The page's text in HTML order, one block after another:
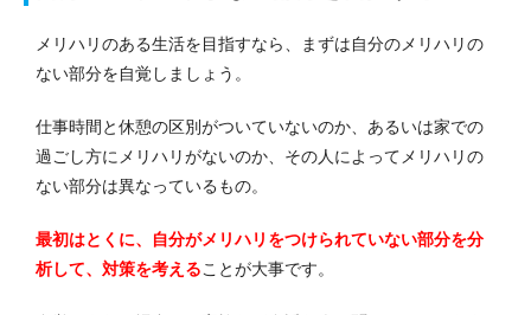
メリハリのある生活を目指すなら、まずは自分のメリハリの
ない部分を自覚しましょう。
仕事時間と休憩の区別がついていないのか、あるいは家での
過ごし方にメリハリがないのか、その人によってメリハリの
ない部分は異なっているもの。
最初はとくに、自分がメリハリをつけられていない部分を分
析して、対策を考えることが大事です。